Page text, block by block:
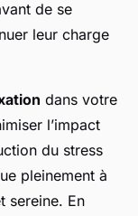
de se
leur charge
dans votre
l’impact
du stress
pleinement à
sereine. En